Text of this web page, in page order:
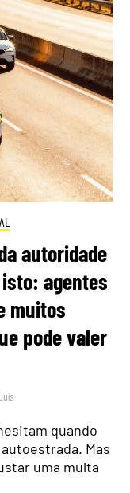
autoridade
agentes
muitos
pode valer
quando
Mas
uma multa